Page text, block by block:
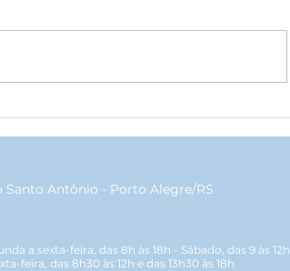
Santo Antônio - Porto Alegre/RS
a sexta-feira, das 8h às 18h - Sábado, das 9 às 12h
feira, das 8h30 às 12h e das 13h30 às 18h